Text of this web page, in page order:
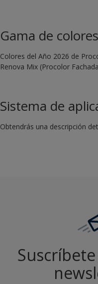
Gama de colores
Colores del Año 2026 de
Renova Mix (Procolor
Sistema de
Obtendrás una descripción